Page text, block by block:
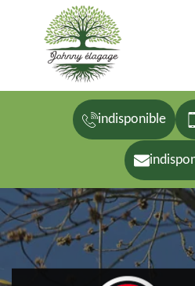
indisponible